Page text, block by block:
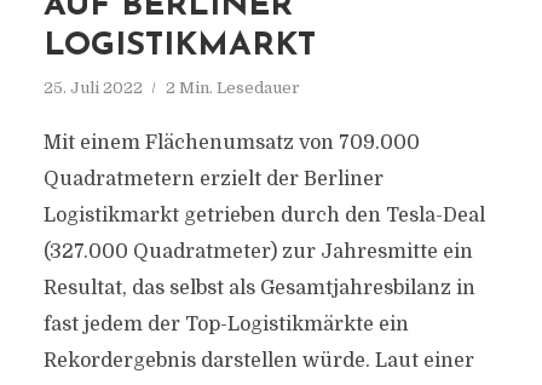
AUF BERLINER
LOGISTIKMARKT
25. Juli 2022 2 Min. Lesedauer
Mit einem Flächenumsatz von 709.000
Quadratmetern erzielt der Berliner
Logistikmarkt getrieben durch den Tesla-Deal
(327.000 Quadratmeter) zur Jahresmitte ein
Resultat, das selbst als Gesamtjahresbilanz in
fast jedem der Top-Logistikmärkte ein
Rekordergebnis darstellen würde. Laut einer